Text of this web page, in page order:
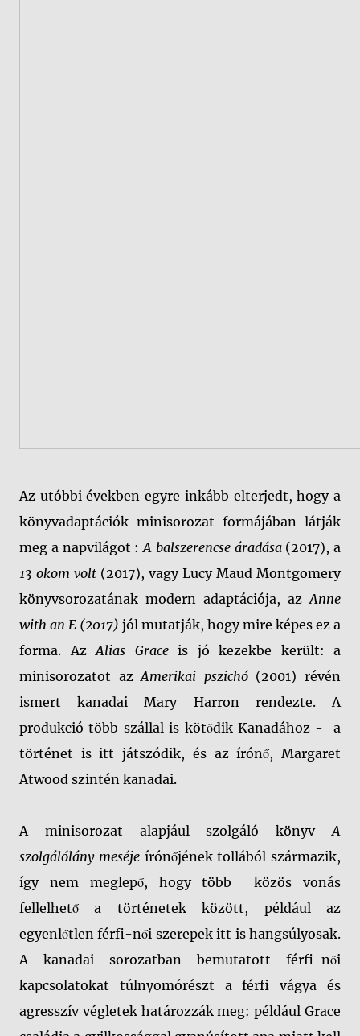
Az utóbbi években egyre inkább elterjedt, hogy a
könyvadaptációk minisorozat formájában látják
meg a napvilágot :A balszerencse áradása(2017), a
13 okom volt (2017), vagy Lucy Maud Montgomery
könyvsorozatának modern adaptációja, azAnne
with an E (2017) jól mutatják, hogy mire képes ez a
forma. AzAlias Graceis jó kezekbe került: a
minisorozatot azAmerikai pszichó(2001) révén
ismert kanadai Mary Harron rendezte. A
produkció több szállal is kötődik Kanadához -
a
történet is itt játszódik, és az írónő, Margaret
Atwood szintén kanadai.
A minisorozat alapjául szolgáló könyvA
szolgálólány meséjeírónőjének tollából származik,
így nem meglepő, hogy több
közös vonás
fellelhető a történetek között, például az
egyenlőtlen férfi-női szerepek itt is hangsúlyosak.
A kanadai sorozatban bemutatott férfi-női
kapcsolatokat túlnyomórészt a férfi vágya és
agresszív végletek határozzák meg: például Grace